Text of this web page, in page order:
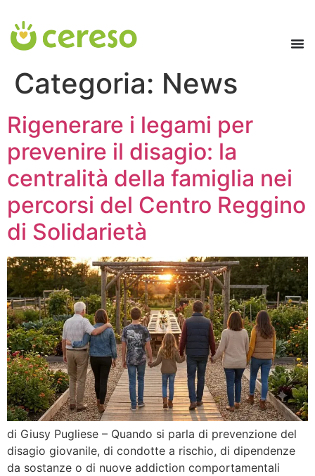
Categoria: News
Rigenerare i legami per
prevenire il disagio: la
centralità della famiglia nei
percorsi del Centro Reggino
di Solidarietà
di Giusy Pugliese – Quando si parla di prevenzione del
disagio giovanile, di condotte a rischio, di dipendenze
da sostanze o di nuove addiction comportamentali